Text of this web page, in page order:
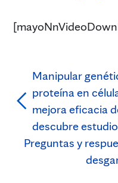
Manipular
proteína en
mejora eficacia
descubre
Preguntas y